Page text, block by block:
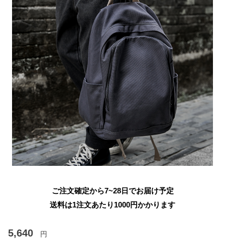
ご注文確定から7~28日でお届け予定
送料は1注文あたり 1000円かかります
5,640 円